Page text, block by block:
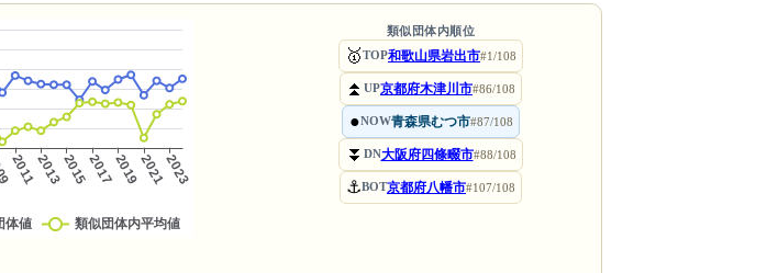
類似団体内順位
🥇TOP和歌山県岩出市#1/108
⏫ UP京都府木津川市#86/108
●NOW青森県むつ市#87/108
⏬ DN大阪府四條畷市#88/108
⚓BOT京都府八幡市#107/108